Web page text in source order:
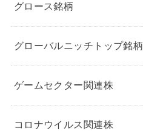
グロース銘柄
グローバルニッチトップ銘柄
ゲームセクター関連株
コロナウイルス関連株